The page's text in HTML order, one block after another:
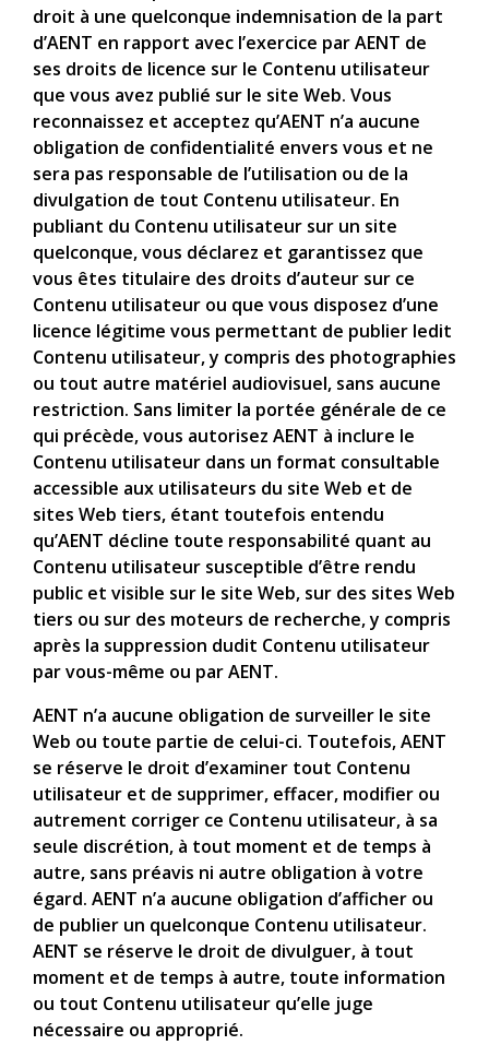
droit à une quelconque indemnisation de la part
d’AENT en rapport avec l’exercice par AENT de
ses droits de licence sur le Contenu utilisateur
que vous avez publié sur le site Web. Vous
reconnaissez et acceptez qu’AENT n’a aucune
obligation de confidentialité envers vous et ne
sera pas responsable de l’utilisation ou de la
divulgation de tout Contenu utilisateur. En
publiant du Contenu utilisateur sur un site
quelconque, vous déclarez et garantissez que
vous êtes titulaire des droits d’auteur sur ce
Contenu utilisateur ou que vous disposez d’une
licence légitime vous permettant de publier ledit
Contenu utilisateur, y compris des photographies
ou tout autre matériel audiovisuel, sans aucune
restriction. Sans limiter la portée générale de ce
qui précède, vous autorisez AENT à inclure le
Contenu utilisateur dans un format consultable
accessible aux utilisateurs du site Web et de
sites Web tiers, étant toutefois entendu
qu’AENT décline toute responsabilité quant au
Contenu utilisateur susceptible d’être rendu
public et visible sur le site Web, sur des sites Web
tiers ou sur des moteurs de recherche, y compris
après la suppression dudit Contenu utilisateur
par vous-même ou par AENT.
AENT n’a aucune obligation de surveiller le site
Web ou toute partie de celui-ci. Toutefois, AENT
se réserve le droit d’examiner tout Contenu
utilisateur et de supprimer, effacer, modifier ou
autrement corriger ce Contenu utilisateur, à sa
seule discrétion, à tout moment et de temps à
autre, sans préavis ni autre obligation à votre
égard. AENT n’a aucune obligation d’afficher ou
de publier un quelconque Contenu utilisateur.
AENT se réserve le droit de divulguer, à tout
moment et de temps à autre, toute information
ou tout Contenu utilisateur qu’elle juge
nécessaire ou approprié.